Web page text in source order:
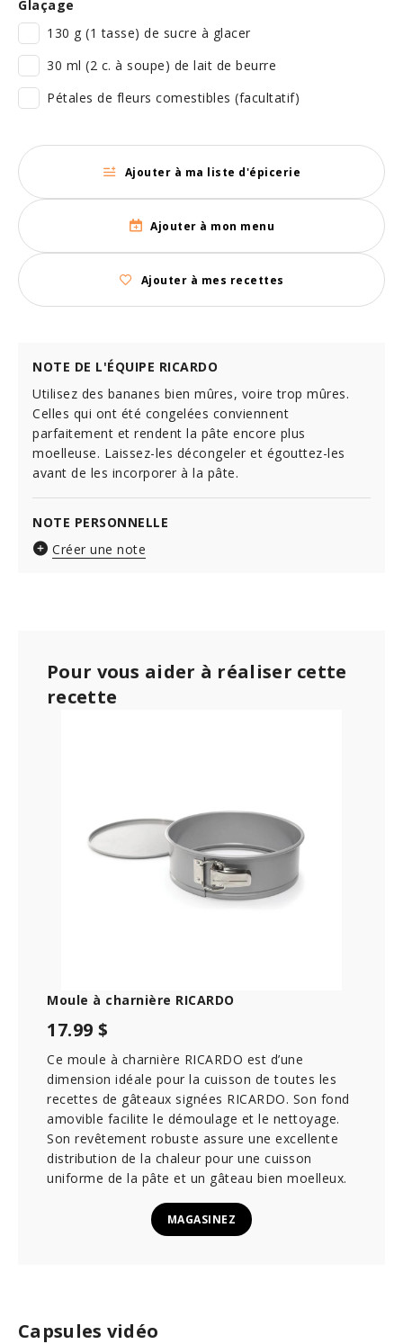
Capsules vidéo
Glaçage
130 g (1 tasse) de sucre à glacer
30 ml (2 c. à soupe) de lait de beurre
Pétales de fleurs comestibles (facultatif)
Ajouter à ma liste d'épicerie
Ajouter à mon menu
Ajouter à mes recettes
NOTE DE L'ÉQUIPE RICARDO
Utilisez des bananes bien mûres, voire trop mûres.
Celles qui ont été congelées conviennent
parfaitement et rendent la pâte encore plus
moelleuse. Laissez-les décongeler et égouttez-les
avant de les incorporer à la pâte.
NOTE PERSONNELLE
Créer une note
Pour vous aider à réaliser cette
recette
Moule à charnière RICARDO
17.99 $
Ce moule à charnière RICARDO est d’une
dimension idéale pour la cuisson de toutes les
recettes de gâteaux signées RICARDO. Son fond
amovible facilite le démoulage et le nettoyage.
Son revêtement robuste assure une excellente
distribution de la chaleur pour une cuisson
uniforme de la pâte et un gâteau bien moelleux.
MAGASINEZ